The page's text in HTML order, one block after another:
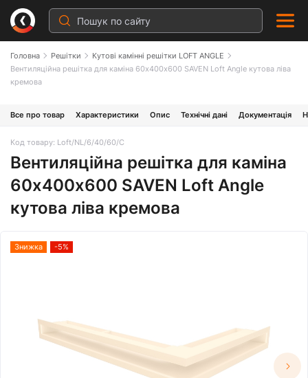
Головна Решітки
Кутові камінні решітки LOFT ANGLE
Вентиляційна решітка для каміна 60х400х600 SAVEN Loft Angle кутова ліва
кремова
Все про товар Характеристики Опис Технічні дані Документація
Код товару: Loft/NL/6/40/60/С
Вентиляційна решітка для каміна
60х400х600 SAVEN Loft Angle
кутова ліва кремова
Знижка -5%